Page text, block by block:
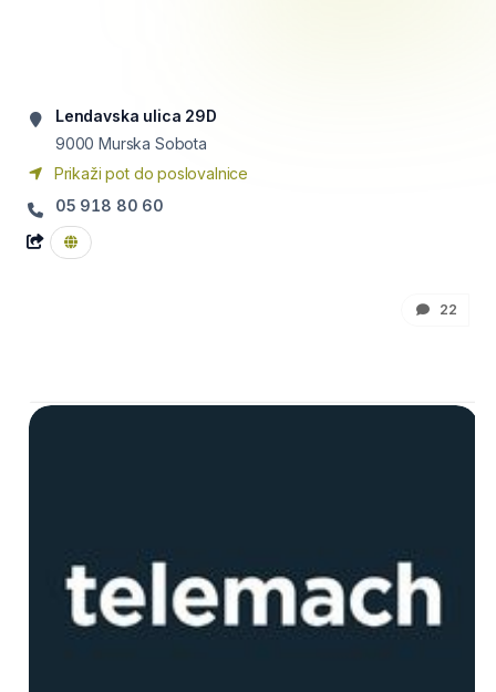
Lendavska ulica 29D
9000 Murska Sobota
Prikaži pot do poslovalnice
05 918 80 60
22